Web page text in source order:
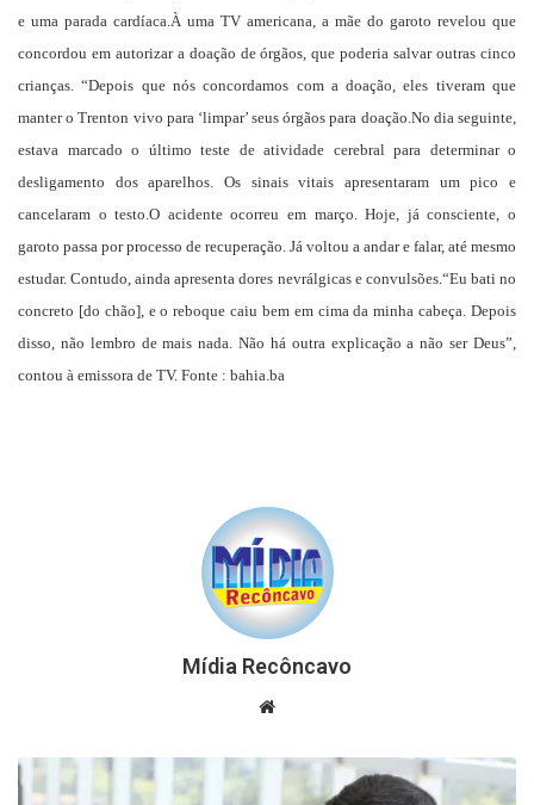
e uma parada cardíaca.À uma TV americana, a mãe do garoto revelou que
concordou em autorizar a doação de órgãos, que poderia salvar outras cinco
crianças. “Depois que nós concordamos com a doação, eles tiveram que
manter o Trenton vivo para ‘limpar’ seus órgãos para doação.No dia seguinte,
estava marcado o último teste de atividade cerebral para determinar o
desligamento dos aparelhos. Os sinais vitais apresentaram um pico e
cancelaram o testo.O acidente ocorreu em março. Hoje, já consciente, o
garoto passa por processo de recuperação. Já voltou a andar e falar, até mesmo
estudar. Contudo, ainda apresenta dores nevrálgicas e convulsões.“Eu bati no
concreto [do chão], e o reboque caiu bem em cima da minha cabeça. Depois
disso, não lembro de mais nada. Não há outra explicação a não ser Deus”,
contou à emissora de TV. Fonte : bahia.ba
Mídia Recôncavo
Website